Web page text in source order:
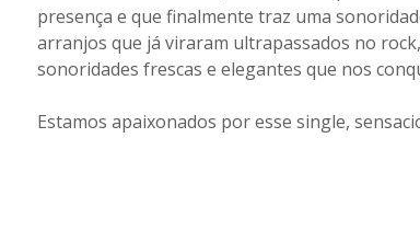
presença e que finalmente traz uma
arranjos que já viraram ultrapassados no
sonoridades frescas e elegantes que nos
Estamos apaixonados por esse single,